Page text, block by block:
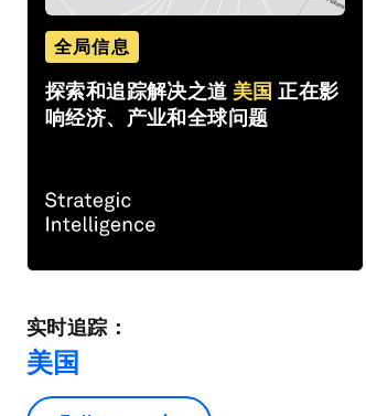
全局信息
探索和追踪解决之道 美国 正在影
响经济、产业和全球问题
实时追踪：
美国